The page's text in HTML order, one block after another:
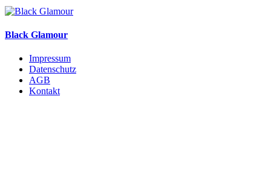
Black Glamour
Impressum
Datenschutz
AGB
Kontakt